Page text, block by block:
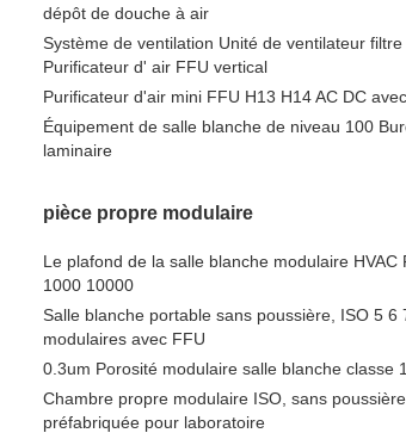
dépôt de douche à air
Système de ventilation Unité de ventilateur
Purificateur d' air FFU vertical
Purificateur d'air mini FFU H13 H14 AC DC
Équipement de salle blanche de niveau 100
laminaire
pièce propre modulaire
Le plafond de la salle blanche modulaire
1000 10000
Salle blanche portable sans poussière, ISO 5
modulaires avec FFU
0.3um Porosité modulaire salle blanche classe
Chambre propre modulaire ISO, sans
préfabriquée pour laboratoire